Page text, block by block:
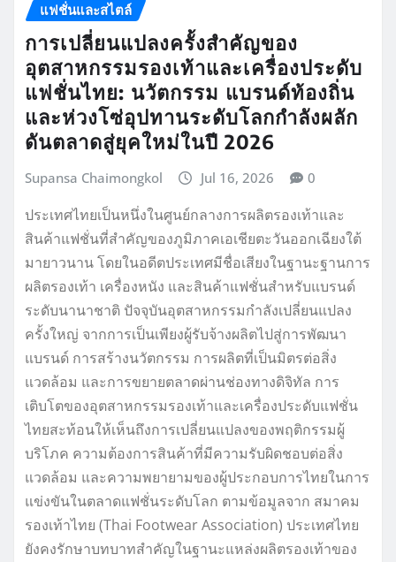
แฟชั่นและสไตล์
การเปลี่ยนแปลงครั้งสำคัญของ
อุตสาหกรรมรองเท้าและเครื่องประดับ
แฟชั่นไทย: นวัตกรรม แบรนด์ท้องถิ่น
และห่วงโซ่อุปทานระดับโลกกำลังผลัก
ดันตลาดสู่ยุคใหม่ในปี 2026
Supansa Chaimongkol Jul 16, 2026 0
ประเทศไทยเป็นหนึ่งในศูนย์กลางการผลิตรองเท้าและ
สินค้าแฟชั่นที่สำคัญของภูมิภาคเอเชียตะวันออกเฉียงใต้
มายาวนาน โดยในอดีตประเทศมีชื่อเสียงในฐานะฐานการ
ผลิตรองเท้า เครื่องหนัง และสินค้าแฟชั่นสำหรับแบรนด์
ระดับนานาชาติ ปัจจุบันอุตสาหกรรมกำลังเปลี่ยนแปลง
ครั้งใหญ่ จากการเป็นเพียงผู้รับจ้างผลิตไปสู่การพัฒนา
แบรนด์ การสร้างนวัตกรรม การผลิตที่เป็นมิตรต่อสิ่ง
แวดล้อม และการขยายตลาดผ่านช่องทางดิจิทัล การ
เติบโตของอุตสาหกรรมรองเท้าและเครื่องประดับแฟชั่น
ไทยสะท้อนให้เห็นถึงการเปลี่ยนแปลงของพฤติกรรมผู้
บริโภค ความต้องการสินค้าที่มีความรับผิดชอบต่อสิ่ง
แวดล้อม และความพยายามของผู้ประกอบการไทยในการ
แข่งขันในตลาดแฟชั่นระดับโลก ตามข้อมูลจาก สมาคม
รองเท้าไทย (Thai Footwear Association) ประเทศไทย
ยังคงรักษาบทบาทสำคัญในฐานะแหล่งผลิตรองเท้าของ